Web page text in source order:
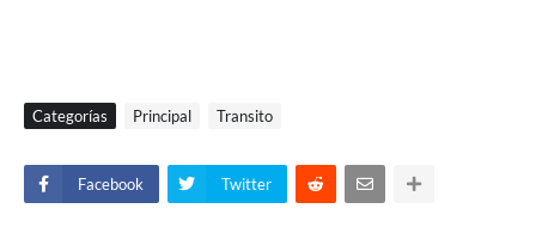
Categorías Principal Transito
Facebook Twitter